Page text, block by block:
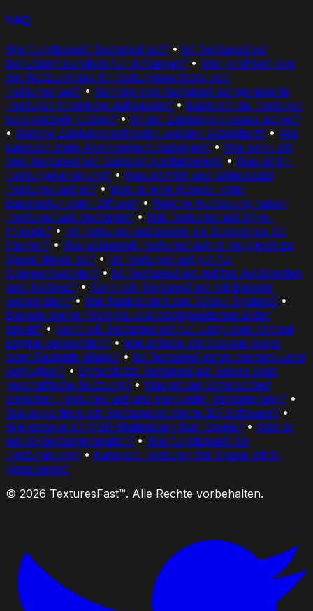
FAQ
Wie funktioniert TexturesFast? • Ist TexturesFast
benutzerfreundlich für Anfänger? • Wer profitiert von
der Nutzung des KI-Texturgenerators von
TexturesFast? • Können von TexturesFast generierte
Texturen Probleme aufweisen? • Kann ich die Texturen
kommerziell nutzen? • Ist der Zahlungsprozess sicher?
• Welche Zahlungsmethoden werden akzeptiert? • Wie
kann ich mein Abonnement kündigen? • Wie kann ich
den TexturesFast-Support kontaktieren? • Was ist KI-
Texturgenerierung? • Was ist PBR und unterstützt
TexturesFast es? • Was ist eine Albedo- oder
Basistextur oder Diffuse? • Welche Auflösung haben
TexturesFast-Texturen? • Hat TexturesFast Style-
Presets? • Ist TexturesFast besser als Substance 3D
Painter? • Wie schneidet TexturesFast im Vergleich zu
Quixel Mixer ab? • Ist TexturesFast gut für
Spieleentwickler? • Ist TexturesFast gut für Architekten
und Archviz? • Kann ich TexturesFast mit Blender
verwenden? • Wie funktioniert das Token-System? •
Bleiben meine Prompts und hochgeladenen Bilder
privat? • Kann ich TexturesFast für Unity oder Unreal
Engine verwenden? • Wie erhalte ich Normal-Maps
oder Rauheits-Maps? • Ist TexturesFast in meinem Land
verfügbar? • Unterstützt TexturesFast Teams oder
geschäftliche Nutzung? • Was ist der Unterschied
zwischen TexturesFast und manueller Texturierung? •
Wie exportiere ich Texturen in meine 3D-Software? •
Wie erstelle ich PBR-Materialien fuer Spiele? • Was ist
ein KI-Texturgenerator? • Wie funktioniert KI-
Texturierung? • Kann ich Texturen für Spiele mit KI
generieren?
© 2026 TexturesFast™. Alle Rechte vorbehalten.